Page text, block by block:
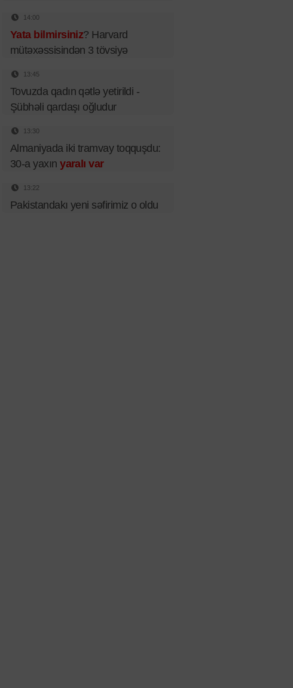
14:00
Yata bilmirsiniz? Harvard
mütəxəssisindən 3 tövsiyə
13:45
Tovuzda qadın qətlə yetirildi -
Şübhəli qardaşı oğludur
13:30
Almaniyada iki tramvay toqquşdu:
30-a yaxınyaralı var
13:22
Pakistandakı yeni səfirimiz o oldu